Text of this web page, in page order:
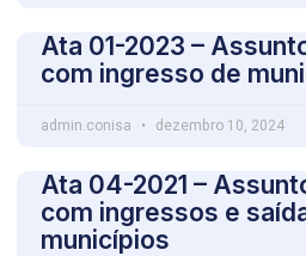
Ata 01-2023 –
com ingresso de
admin.conisa dezembro 10, 2024
Ata 04-2021 –
com ingressos e
municípios